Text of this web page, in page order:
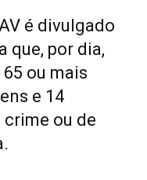
é divulgado
que, por dia,
ou mais
e 14
ou de